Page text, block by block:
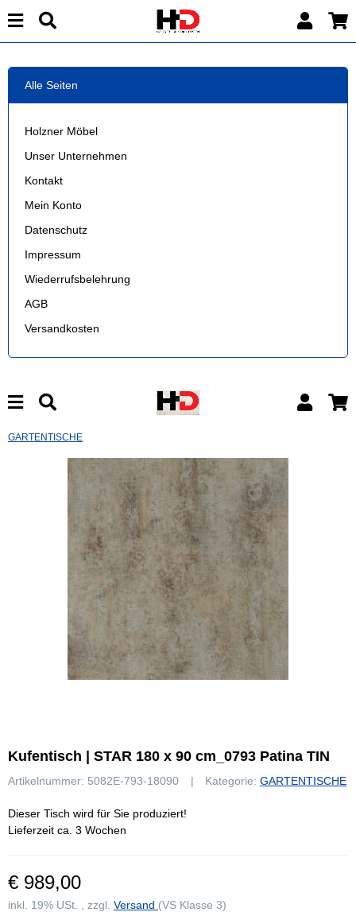
Alle Seiten
Holzner Möbel
Unser Unternehmen
Kontakt
Mein Konto
Datenschutz
Impressum
Wiederrufsbelehrung
AGB
Versandkosten
GARTENTISCHE
Kufentisch | STAR 180 x 90 cm_0793 Patina TIN
Artikelnummer: 5082E-793-18090 Kategorie: GARTENTISCHE
Dieser Tisch wird für Sie produziert!
Lieferzeit ca. 3 Wochen
€ 989,00
inkl. 19% USt. , zzgl. Versand (VS Klasse 3)